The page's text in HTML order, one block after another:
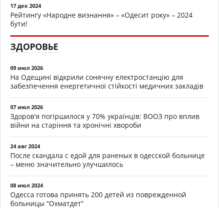
17 дек 2024
Рейтингу «Народне визнання» – «Одесит року» – 2024
бути!
ЗДОРОВЬЕ
09 июл 2026
На Одещині відкрили сонячну електростанцію для
забезпечення енергетичної стійкості медичних закладів
07 июл 2026
Здоров'я погіршилося у 70% українців: ВООЗ про вплив
війни на старіння та хронічні хвороби
24 авг 2024
После скандала с едой для раненых в одесской больнице
– меню значительно улучшилось
08 июл 2024
Одесса готова принять 200 детей из поврежденной
больницы “Охматдет”